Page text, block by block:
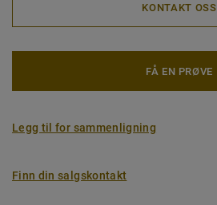
KONTAKT OSS
FÅ EN PRØVE
Legg til for sammenligning
Finn din salgskontakt